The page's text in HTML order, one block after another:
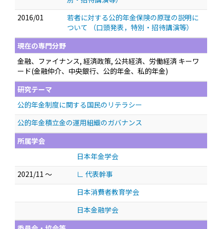
2016/01
若者に対する公的年金保険の原理の説明に
ついて
（口頭発表，特別・招待講演等）
現在の専門分野
金融、ファイナンス, 経済政策, 公共経済、労働経済 キーワ
ード(金融仲介、中央銀行、公的年金、私的年金)
研究テーマ
公的年金制度に関する国民のリテラシー
公的年金積立金の運用組織のガバナンス
所属学会
日本年金学会
2021/11 ～
∟ 代表幹事
日本消費者教育学会
日本金融学会